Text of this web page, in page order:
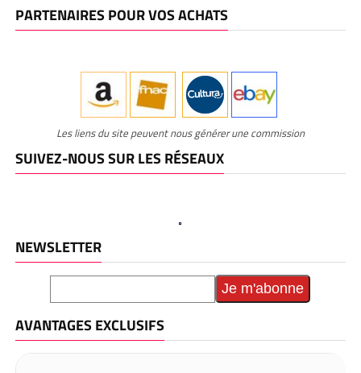
PARTENAIRES POUR VOS ACHATS
Les liens du site peuvent nous générer une commission
SUIVEZ-NOUS SUR LES RÉSEAUX
NEWSLETTER
AVANTAGES EXCLUSIFS